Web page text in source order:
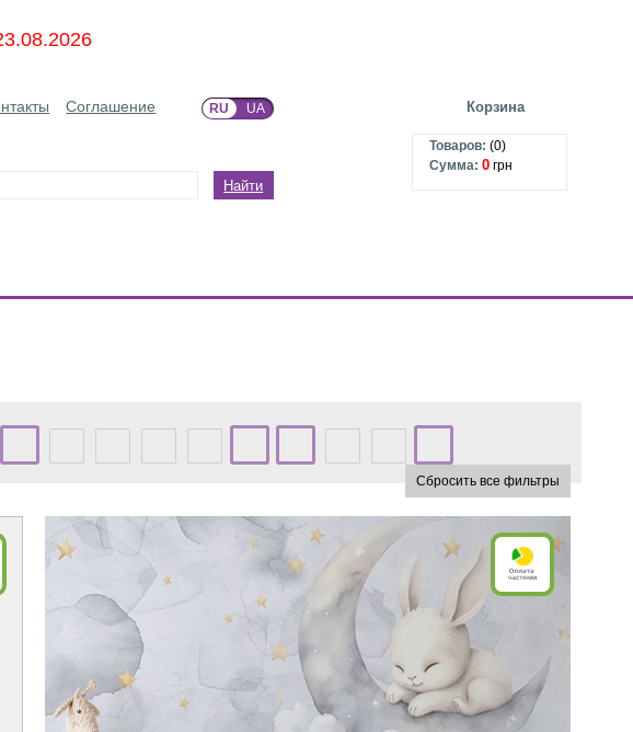
Соглашение RU UA
Найти
Корзина
Товаров: (0)
Сумма: 0 грн
Сбросить все фильтры